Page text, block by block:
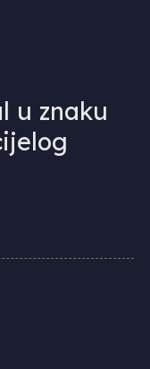
u znaku